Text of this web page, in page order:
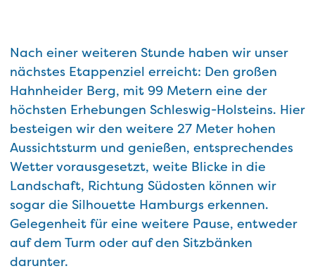
Nach einer weiteren Stunde haben wir unser
nächstes Etappenziel erreicht: Den großen
Hahnheider Berg, mit 99 Metern eine der
höchsten Erhebungen Schleswig-Holsteins. Hier
besteigen wir den weitere 27 Meter hohen
Aussichtsturm und genießen, entsprechendes
Wetter vorausgesetzt, weite Blicke in die
Landschaft, Richtung Südosten können wir
sogar die Silhouette Hamburgs erkennen.
Gelegenheit für eine weitere Pause, entweder
auf dem Turm oder auf den Sitzbänken
darunter.